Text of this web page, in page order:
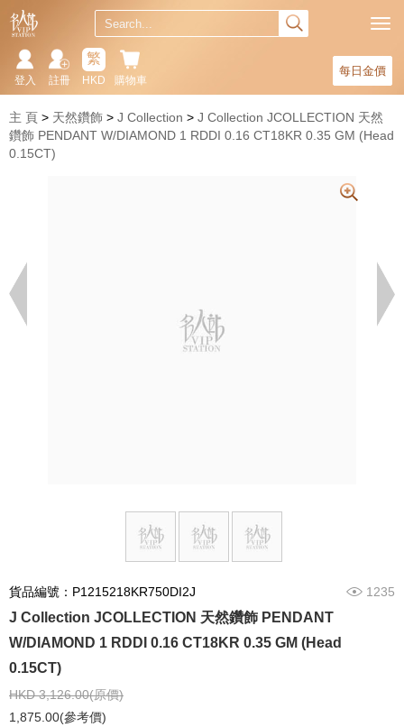
每日金價
購物車
繁
HKD
註冊
登入
主 頁 天然鑽飾 J Collection
J Collection JCOLLECTION 天然
鑽飾 PENDANT W/DIAMOND 1 RDDI 0.16 CT18KR 0.35 GM (Head
0.15CT)
貨品編號：P1215218KR750DI2J 1235
J Collection JCOLLECTION 天然鑽飾 PENDANT
W/DIAMOND 1 RDDI 0.16 CT18KR 0.35 GM (Head
0.15CT)
HKD 3,126.00(原價)
1,875.00(參考價)